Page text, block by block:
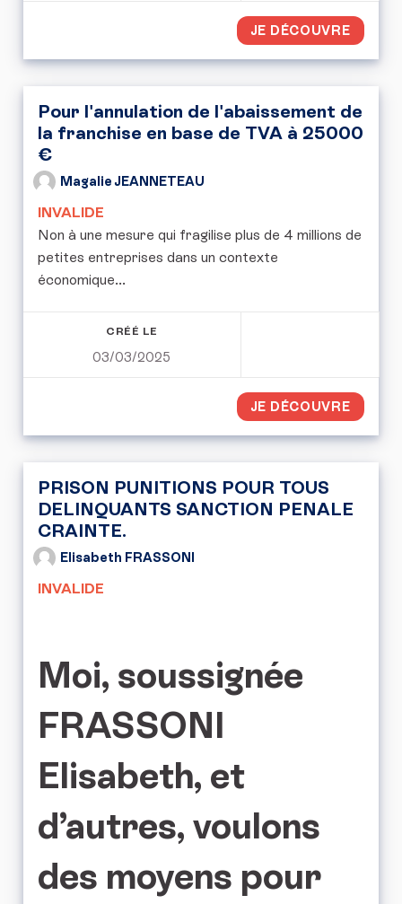
JE DÉCOUVRE
Pour l'annulation de l'abaissement de
la franchise en base de TVA à 25000
€
Magalie JEANNETEAU
INVALIDE
Non à une mesure qui fragilise plus de 4 millions de
petites entreprises dans un contexte
économique...
CRÉÉ LE
03/03/2025
JE DÉCOUVRE
PRISON PUNITIONS POUR TOUS
DELINQUANTS SANCTION PENALE
CRAINTE.
Elisabeth FRASSONI
INVALIDE
Moi, soussignée
FRASSONI
Elisabeth, et
d’autres, voulons
des moyens pour